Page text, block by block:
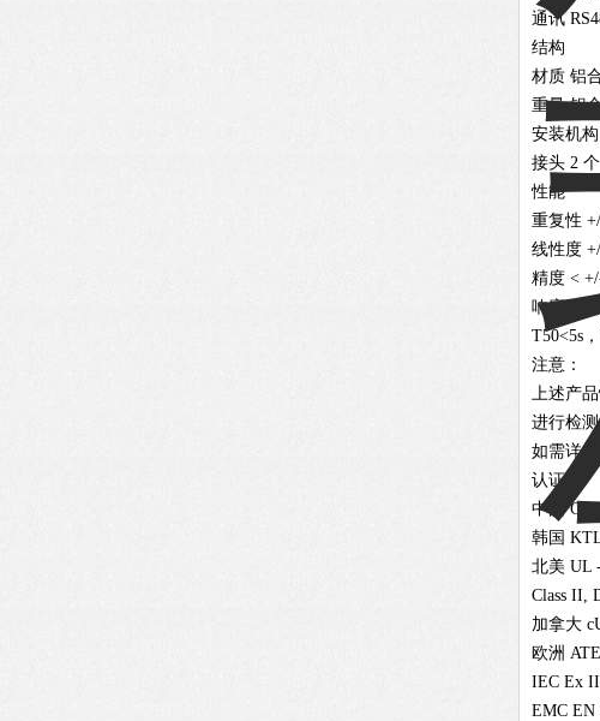
通讯
结构
材质 铝
重量 铝
安装机
接头 2
性能
重复性
线性度
精度 <
响应时
T50<5s
注意：
上述产
进行检
如需详细
认证
中国 GB
韩国
北美 UL
Class II,
加拿大
欧洲
IEC Ex II
EMC EN